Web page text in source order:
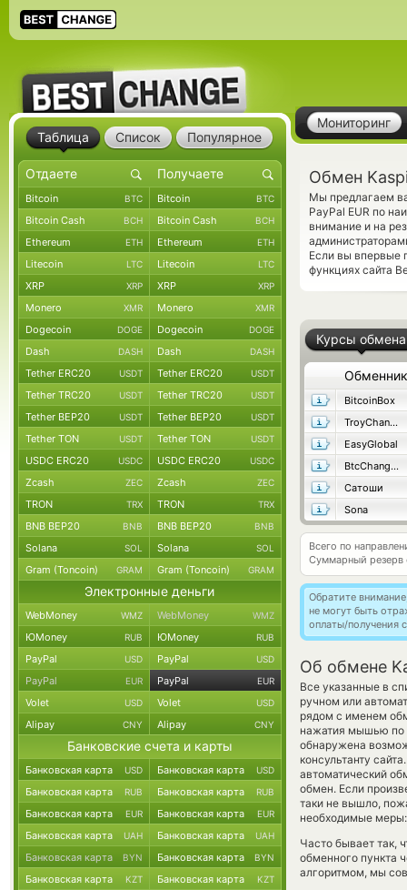
Мониторинг
Обмен
Мы предлагаем
PayPal EUR по
внимание и на
Если вы впервые
функциях сайта
Курсы обмена
Обменник
BitcoinBox
TroyChange
EasyGlobal
BtcChange24
Сатоши
Sona
Всего по
Суммарный резерв
Обратите
не могут быть
оплаты/получения
Об обмене
Все указанные в
ручном или
рядом с именем
нажатия мышью по
обнаружена
консультанту
автоматический
обмен. Если
таки не вышло,
необходимые
Часто бывает так,
обменного пункта
алгоритмом, мы
Таблица Список Популярное
Bitcoin BTC Bitcoin BTC
Bitcoin Cash BCH Bitcoin Cash BCH
Ethereum ETH Ethereum ETH
Litecoin LTC Litecoin LTC
XRP XRP XRP XRP
Monero XMR Monero XMR
Dogecoin DOGE Dogecoin DOGE
Dash DASH Dash DASH
Tether ERC20 USDT Tether ERC20 USDT
Tether TRC20 USDT Tether TRC20 USDT
Tether BEP20 USDT Tether BEP20 USDT
Tether TON USDT Tether TON USDT
USDC ERC20 USDC USDC ERC20 USDC
Zcash ZEC Zcash ZEC
TRON TRX TRON TRX
BNB BEP20 BNB BNB BEP20 BNB
Solana SOL Solana SOL
Gram (Toncoin) GRAM Gram (Toncoin) GRAM
Электронные деньги
WebMoney WMZ WebMoney WMZ
ЮMoney RUB ЮMoney RUB
PayPal USD PayPal USD
PayPal EUR PayPal EUR
Volet USD Volet USD
Alipay CNY Alipay CNY
Банковские счета и карты
Банковская карта USD Банковская карта USD
Банковская карта RUB Банковская карта RUB
Банковская карта EUR Банковская карта EUR
Банковская карта UAH Банковская карта UAH
Банковская карта BYN Банковская карта BYN
Банковская карта KZT Банковская карта KZT